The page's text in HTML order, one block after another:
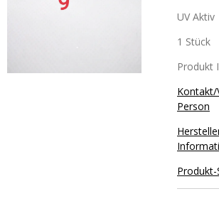
UV Aktiv
1 Stück
Produkt
Person